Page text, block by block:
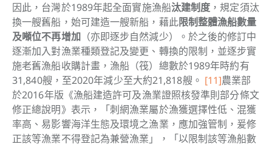
因此，台灣於1989年起全面實施漁船汰建制度 ，規定須汰
換一艘舊船，始可建造一艘新船，藉此限制整體漁船數量
及噸位不再增加（亦即逐步自然減少）。於之後的修訂中
逐漸加入對漁業種類登記及變更、轉換的限制，並逐步實
施老舊漁船收購計畫，漁船（筏）總數於1989年時約有
31,840艘，至2020年減少至大約21,818艘。 [11]農業部
於2016年版《漁船建造許可及漁業證照核發準則部分條文
修正總說明》表示，「刺網漁業屬於漁獲選擇性低、混獲
率高、易影響海洋生態及環境之漁業，應加強管制，爰修
正該等漁業不得登記為兼營漁業」，「以限制該等漁船數